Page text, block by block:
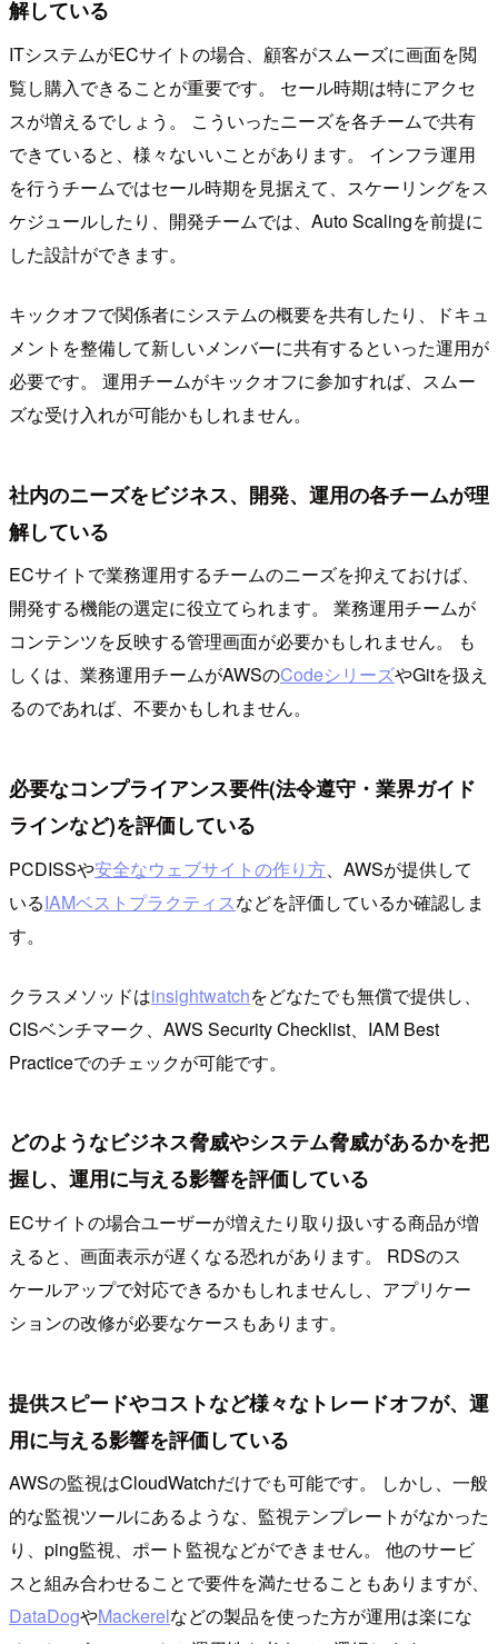
解している
ITシステムがECサイトの場合、顧客がスムーズに画面を閲
覧し購入できることが重要です。 セール時期は特にアクセ
スが増えるでしょう。 こういったニーズを各チームで共有
できていると、様々ないいことがあります。 インフラ運用
を行うチームではセール時期を見据えて、スケーリングをス
ケジュールしたり、開発チームでは、Auto Scalingを前提に
した設計ができます。
キックオフで関係者にシステムの概要を共有したり、ドキュ
メントを整備して新しいメンバーに共有するといった運用が
必要です。 運用チームがキックオフに参加すれば、スムー
ズな受け入れが可能かもしれません。
社内のニーズをビジネス、開発、運用の各チームが理
解している
ECサイトで業務運用するチームのニーズを抑えておけば、
開発する機能の選定に役立てられます。 業務運用チームが
コンテンツを反映する管理画面が必要かもしれません。 も
しくは、業務運用チームがAWSのCodeシリーズやGitを扱え
るのであれば、不要かもしれません。
必要なコンプライアンス要件(法令遵守・業界ガイド
ラインなど)を評価している
PCDISSや安全なウェブサイトの作り方、AWSが提供して
いるIAMベストプラクティスなどを評価しているか確認しま
す。
クラスメソッドはinsightwatchをどなたでも無償で提供し、
CISベンチマーク、AWS Security Checklist、IAM Best
Practiceでのチェックが可能です。
どのようなビジネス脅威やシステム脅威があるかを把
握し、運用に与える影響を評価している
ECサイトの場合ユーザーが増えたり取り扱いする商品が増
えると、画面表示が遅くなる恐れがあります。 RDSのス
ケールアップで対応できるかもしれませんし、アプリケー
ションの改修が必要なケースもあります。
提供スピードやコストなど様々なトレードオフが、運
用に与える影響を評価している
AWSの監視はCloudWatchだけでも可能です。 しかし、一般
的な監視ツールにあるような、監視テンプレートがなかった
り、ping監視、ポート監視などができません。 他のサービ
スと組み合わせることで要件を満たせることもありますが、
DataDogやMackerelなどの製品を使った方が運用は楽にな